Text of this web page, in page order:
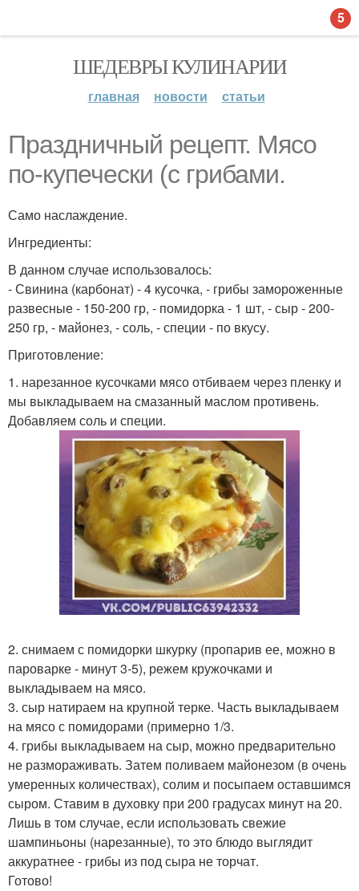
ШЕДЕВРЫ КУЛИНАРИИ
главная новости статьи
Праздничный рецепт. Мясо
по-купечески (с грибами.
Само наслаждение.
Ингредиенты:
В данном случае использовалось:
- Свинина (карбонат) - 4 кусочка, - грибы замороженные
развесные - 150-200 гр, - помидорка - 1 шт, - сыр - 200-
250 гр, - майонез, - соль, - специи - по вкусу.
Приготовление:
1. нарезанное кусочками мясо отбиваем через пленку и
мы выкладываем на смазанный маслом противень.
Добавляем соль и специи.
2. снимаем с помидорки шкурку (пропарив ее, можно в
пароварке - минут 3-5), режем кружочками и
выкладываем на мясо.
3. сыр натираем на крупной терке. Часть выкладываем
на мясо с помидорами (примерно 1/3.
4. грибы выкладываем на сыр, можно предварительно
не размораживать. Затем поливаем майонезом (в очень
умеренных количествах), солим и посыпаем оставшимся
сыром. Ставим в духовку при 200 градусах минут на 20.
Лишь в том случае, если использовать свежие
шампиньоны (нарезанные), то это блюдо выглядит
аккуратнее - грибы из под сыра не торчат.
Готово!
5